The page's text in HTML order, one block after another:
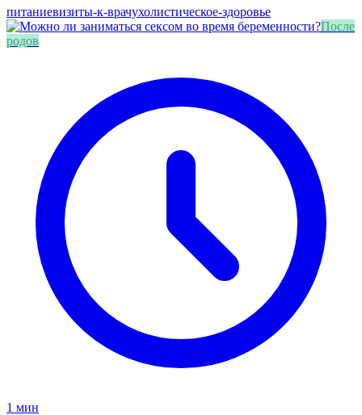
питаниевизиты-к-врачухолистическое-здоровье
После
родов
1 мин